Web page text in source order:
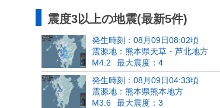
震度3以上の地震(最新5件)
発生時刻：08月09日08:02頃
震源地：熊本県天草・芦北地方
M4.2
最大震度：4
発生時刻：08月09日04:33頃
震源地：熊本県熊本地方
M3.6
最大震度：3